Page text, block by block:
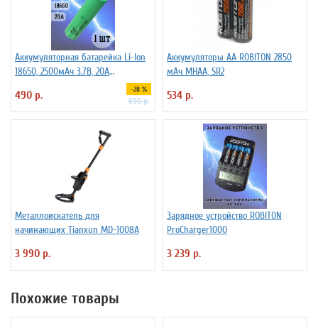
Аккумуляторная батарейка Li-Ion
18650, 2500мАч 3.7В, 20A
490 р. -28 %
690 р.
Аккумуляторы АА ROBITON 2850
мАч MHAA, SR2
534 р.
Металлоискатель для
начинающих Tianxun MD-1008A
3 990 р.
Зарядное устройство ROBITON
ProCharger1000
3 239 р.
Похожие товары